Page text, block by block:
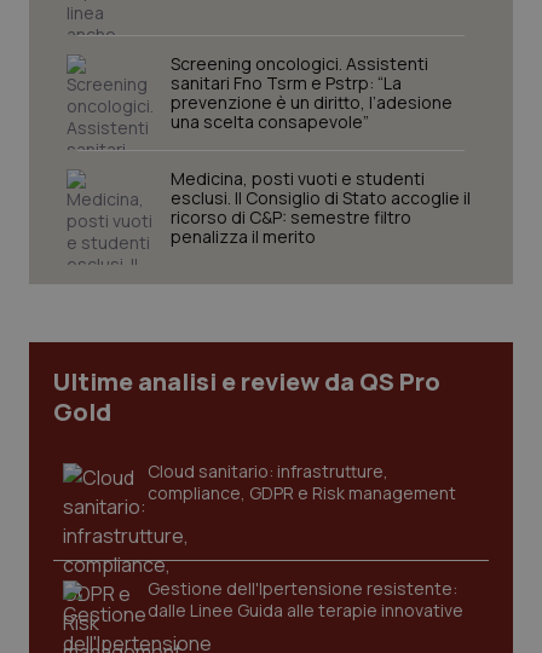
Screening oncologici. Assistenti
sanitari Fno Tsrm e Pstrp: “La
prevenzione è un diritto, l’adesione
una scelta consapevole”
Medicina, posti vuoti e studenti
esclusi. Il Consiglio di Stato accoglie il
ricorso di C&P: semestre filtro
penalizza il merito
Ultime analisi e review da QS Pro
Gold
Cloud sanitario: infrastrutture,
compliance, GDPR e Risk management
Gestione dell'Ipertensione resistente:
dalle Linee Guida alle terapie innovative
Necessari Statistici Marketing
I cookie necessari contribuiscono a rendere fruibile il
sito web abilitandone funzionalità di base quali la
navigazione sulle pagine e l'accesso alle aree
protette del sito. Il sito web non è in grado di
funzionare correttamente senza questi cookie.
Nome
Fornitore /Dominio
VISITOR_PRIVACY_METADATA
.youtube.com